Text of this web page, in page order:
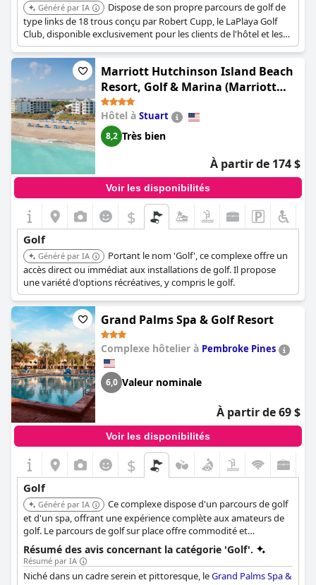
Généré par IA
Dispose de son propre parcours de golf de
type links de 18 trous conçu par Robert Cupp, le LaPlaya Golf
Club, disponible exclusivement pour les clients de l'hôtel et les
membres du club. Propose des forfaits golf et des heures de
départ préférentielles.
Marriott Hutchinson Island Beach
Resort, Golf & Marina (Marriott
Hutchinson Island Resort & Beach
Villas, Golf & Marina)
Hôtel à Stuart
8,2 Très bien
À partir de 174 $
Voir les disponibilités
$
Golf
Généré par IA
Portant le nom 'Golf', ce complexe offre un
accès direct ou immédiat aux installations de golf. Il propose
une variété d'options récréatives, y compris le golf.
Grand Palms Spa & Golf Resort
Complexe hôtelier à Pembroke Pines
6,0 Valeur nominale
À partir de 69 $
Voir les disponibilités
$
Golf
Généré par IA
Ce complexe dispose d'un parcours de golf
et d'un spa, offrant une expérience complète aux amateurs de
golf. Le parcours de golf sur place offre commodité et
accessibilité aux clients souhaitant jouer.
Résumé des avis concernant la catégorie 'Golf'.
Résumé par IA
Niché dans un cadre serein et pittoresque, leGrand Palms Spa &